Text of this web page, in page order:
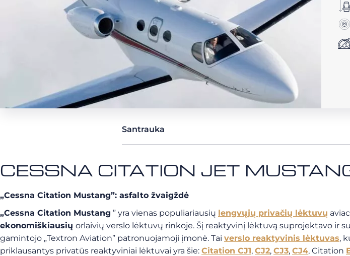
Santrauka
CESSNA CITATION JET
„Cessna Citation Mustang”: asfalto žvaigždė
„Cessna Citation Mustang ” yra vienas populiariausių lengvųjų privačių lėktuvų
ekonomiškiausių orlaivių verslo lėktuvų rinkoje. Šį reaktyvinį lėktuvą suprojektavo ir
gamintojo „Textron Aviation” patronuojamoji įmonė. Tai verslo reaktyvinis lėktuvas,
priklausantys privatūs reaktyviniai lėktuvai yra šie: Citation CJ1, CJ2, CJ3, CJ4, Citation